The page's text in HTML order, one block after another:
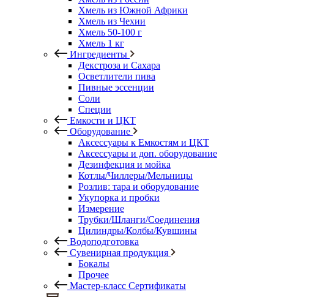
Хмель из Южной Африки
Хмель из Чехии
Хмель 50-100 г
Хмель 1 кг
Ингредиенты
Декстроза и Сахара
Осветлители пива
Пивные эссенции
Соли
Специи
Емкости и ЦКТ
Оборудование
Аксессуары к Емкостям и ЦКТ
Аксессуары и доп. оборудование
Дезинфекция и мойка
Котлы/Чиллеры/Мельницы
Розлив: тара и оборудование
Укупорка и пробки
Измерение
Трубки/Шланги/Соединения
Цилиндры/Колбы/Кувшины
Водоподготовка
Сувенирная продукция
Бокалы
Прочее
Мастер-класс Сертификаты